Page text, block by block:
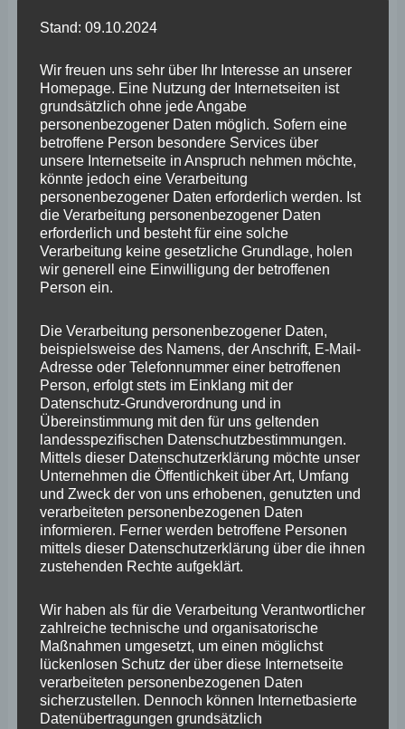
Unvorstellbarkeit der Größenordnung der Flut, die
getroffen zu haben. Der Widerspruch zwischen
der dortigen Antwort der Landesregierung über
getroffene Aussagen der Sachverständigen und
deren Erklärung in der heutigen Anhörung bedarf
zeitnah weiterer Aufklärung.“
„Der Sachverständige Jörg Kachelmann stellte
für mich klar heraus, dass auf Grundlage der
Wettermodelle bereits am Sonntag, 11. Juli 2021,
Maßnahmen zur Vorbereitung, wenn auch noch
nicht der Durchführung, einer Evakuierung der
später entsprechend betroffenen Gebiete der Eifel
vorzunehmen gewesen wäre. Spätestens am
späten Vormittag des 14. Juli gegen 11 Uhr hätte
zudem eine hundertprozentige Sicherheit der
Betroffenheit des Bereichs des Ahrtals
angenommen werden können. Es hätten dann
noch mehrere Stunden Zeit bestanden, um zu
reagieren und die richtige Entscheidung treffen
„Interessant auch Kachelmanns Aussage auf
meine Frage, dass der nötige Sachverstand beim
Landesamt für Umwelt vorhanden sei, um die
richtigen Schlüsse aus dem Lagebild ziehen zu
Stand: 09.10.2024
Wir freuen uns sehr über Ihr Interesse an unserer
Homepage. Eine Nutzung der Internetseiten ist
grundsätzlich ohne jede Angabe
personenbezogener Daten möglich. Sofern eine
betroffene Person besondere Services über
unsere Internetseite in Anspruch nehmen möchte,
könnte jedoch eine Verarbeitung
personenbezogener Daten erforderlich werden. Ist
die Verarbeitung personenbezogener Daten
erforderlich und besteht für eine solche
Verarbeitung keine gesetzliche Grundlage, holen
wir generell eine Einwilligung der betroffenen
Person ein.
Die Verarbeitung personenbezogener Daten,
beispielsweise des Namens, der Anschrift, E-Mail-
Adresse oder Telefonnummer einer betroffenen
Person, erfolgt stets im Einklang mit der
Datenschutz-Grundverordnung und in
Übereinstimmung mit den für uns geltenden
landesspezifischen Datenschutzbestimmungen.
Mittels dieser Datenschutzerklärung möchte unser
Unternehmen die Öffentlichkeit über Art, Umfang
und Zweck der von uns erhobenen, genutzten und
verarbeiteten personenbezogenen Daten
informieren. Ferner werden betroffene Personen
mittels dieser Datenschutzerklärung über die ihnen
zustehenden Rechte aufgeklärt.
Wir haben als für die Verarbeitung Verantwortlicher
zahlreiche technische und organisatorische
Maßnahmen umgesetzt, um einen möglichst
lückenlosen Schutz der über diese Internetseite
verarbeiteten personenbezogenen Daten
sicherzustellen. Dennoch können Internetbasierte
Datenübertragungen grundsätzlich